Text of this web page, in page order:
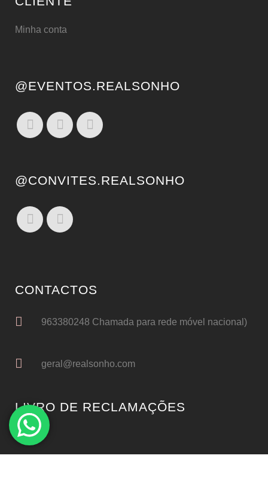
Minha conta
@EVENTOS.REALSONHO
@CONVITES.REALSONHO
CONTACTOS
963380248 Chamada para rede móvel nacional)
geral@realsonho.com
LIVRO DE RECLAMAÇÕES